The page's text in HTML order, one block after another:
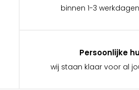
binnen 1-3
Persoonlijke
wij staan klaar voor al